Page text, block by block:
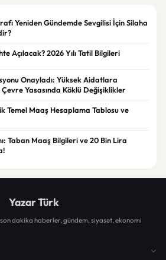
Yeniden Gündemde Sevgilisi İçin Silaha
Açılacak? 2026 Yılı Tatil Bilgileri
Onayladı: Yüksek Aidatlara
Çevre Yasasında Köklü Değişiklikler
Temel Maaş Hesaplama Tablosu ve
Taban Maaş Bilgileri ve 20 Bin Lira
Yazar Türk
dakika haberler, gündem, siyaset, ekonomi